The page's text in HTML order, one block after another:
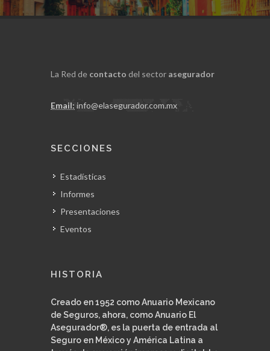
La Red de contacto del sector asegurador
Email: info@elasegurador.com.mx
SECCIONES
Estadísticas
Informes
Presentaciones
Eventos
HISTORIA
Creado en 1952 como Anuario Mexicano
de Seguros, ahora, como Anuario El
Asegurador®, es la puerta de entrada al
Seguro en México y América Latina a